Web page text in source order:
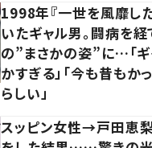
1998年『一世を風靡し
いたギャル男。闘病を
の”まさかの姿”に…「ギャ
かすぎる」「今も昔もか
らしい」
スッピン女性→戸田恵